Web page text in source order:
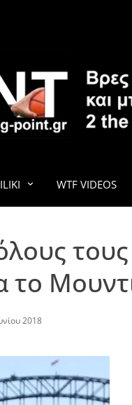
G-
WTF VIDEOS
το
2018